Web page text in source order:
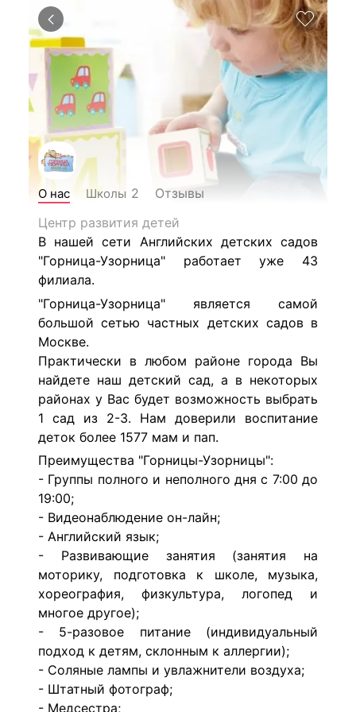
О нас Школы 2
Отзывы
Центр развития детей
В нашей сети Английских детских садов
"Горница-Узорница" работает уже 43
филиала.
"Горница-Узорница" является самой
большой сетью частных детских садов в
Москве.
Практически в любом районе города Вы
найдете наш детский сад, а в некоторых
районах у Вас будет возможность выбрать
1 сад из 2-3. Нам доверили воспитание
деток более 1577 мам и пап.
Преимущества "Горницы-Узорницы":
- Группы полного и неполного дня с 7:00 до
19:00;
- Видеонаблюдение он-лайн;
- Английский язык;
- Развивающие занятия (занятия на
моторику, подготовка к школе, музыка,
хореография, физкультура, логопед и
многое другое);
- 5-разовое питание (индивидуальный
подход к детям, склонным к аллергии);
- Соляные лампы и увлажнители воздуха;
- Штатный фотограф;
- Медсестра;